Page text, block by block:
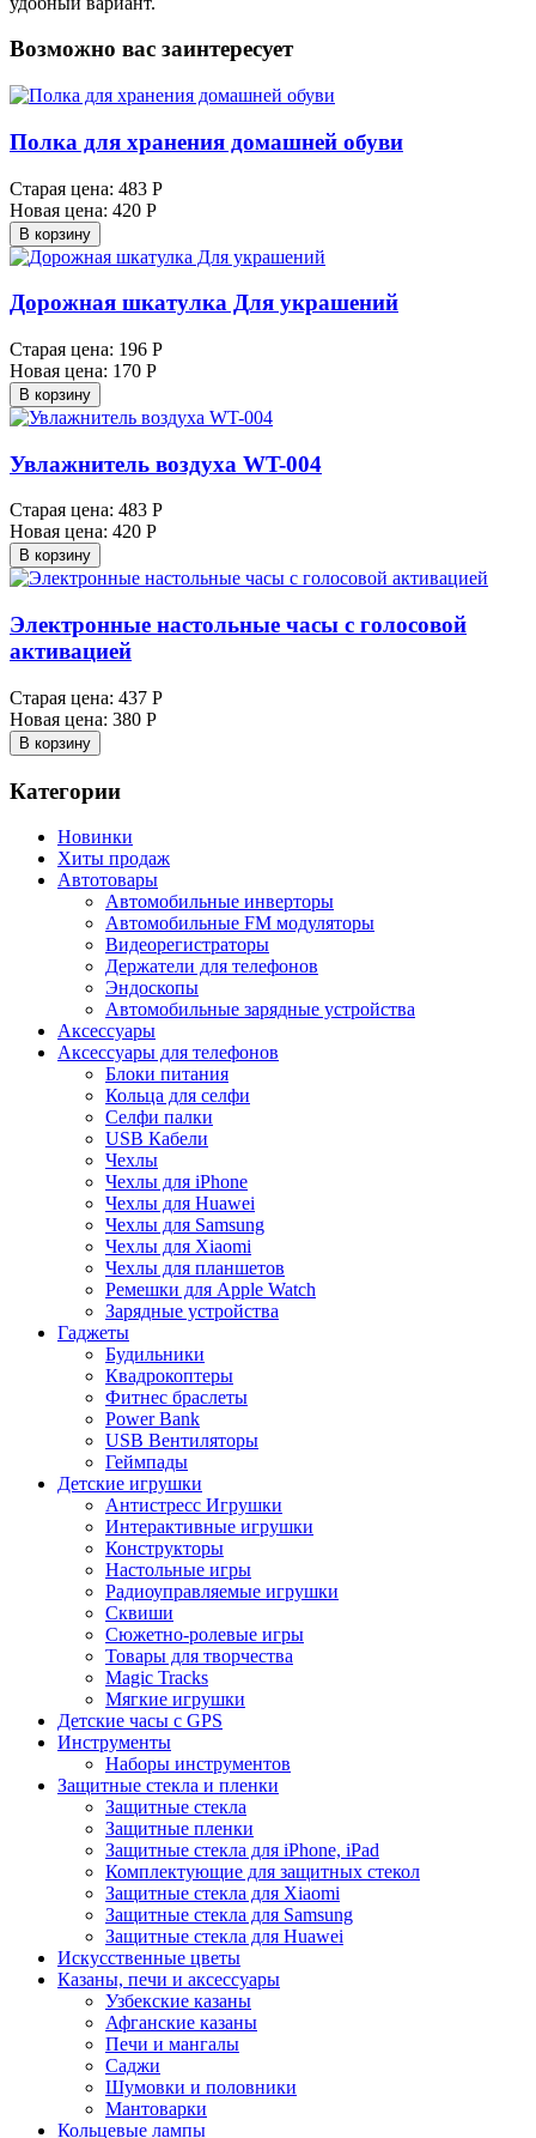
Возможно вас заинтересует
Полка для хранения домашней обуви
Старая цена: 483 Р
Новая цена: 420 Р
В корзину
Дорожная шкатулка Для украшений
Старая цена: 196 Р
Новая цена: 170 Р
В корзину
Увлажнитель воздуха WT-004
Старая цена: 483 Р
Новая цена: 420 Р
В корзину
Электронные настольные часы с голосовой
активацией
Старая цена: 437 Р
Новая цена: 380 Р
В корзину
Категории
Новинки
Хиты продаж
Автотовары
Автомобильные инверторы
Автомобильные FM модуляторы
Видеорегистраторы
Держатели для телефонов
Эндоскопы
Автомобильные зарядные устройства
Аксессуары
Аксессуары для телефонов
Блоки питания
Кольца для селфи
Селфи палки
USB Кабели
Чехлы
Чехлы для iPhone
Чехлы для Huawei
Чехлы для Samsung
Чехлы для Xiaomi
Чехлы для планшетов
Ремешки для Apple Watch
Зарядные устройства
Гаджеты
Будильники
Квадрокоптеры
Фитнес браслеты
Power Bank
USB Вентиляторы
Геймпады
Детские игрушки
Антистресс Игрушки
Интерактивные игрушки
Конструкторы
Настольные игры
Радиоуправляемые игрушки
Сквиши
Сюжетно-ролевые игры
Товары для творчества
Magic Tracks
Мягкие игрушки
Детские часы с GPS
Инструменты
Наборы инструментов
Защитные стекла и пленки
Защитные стекла
Защитные пленки
Защитные стекла для iPhone, iPad
Комплектующие для защитных стекол
Защитные стекла для Xiaomi
Защитные стекла для Samsung
Защитные стекла для Huawei
Искусственные цветы
Казаны, печи и аксессуары
Узбекские казаны
Афганские казаны
Печи и мангалы
Саджи
Шумовки и половники
Мантоварки
Кольцевые лампы